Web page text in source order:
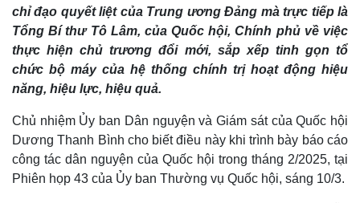
chỉ đạo quyết liệt của Trung ương Đảng mà trực tiếp là
Tổng Bí thư Tô Lâm, của Quốc hội, Chính phủ về việc
thực hiện chủ trương đổi mới, sắp xếp tinh gọn tổ
chức bộ máy của hệ thống chính trị hoạt động hiệu
năng, hiệu lực, hiệu quả.
Chủ nhiệm Ủy ban Dân nguyện và Giám sát của Quốc hội
Dương Thanh Bình cho biết điều này khi trình bày báo cáo
công tác dân nguyện của Quốc hội trong tháng 2/2025, tại
Phiên họp 43 của Ủy ban Thường vụ Quốc hội, sáng 10/3.